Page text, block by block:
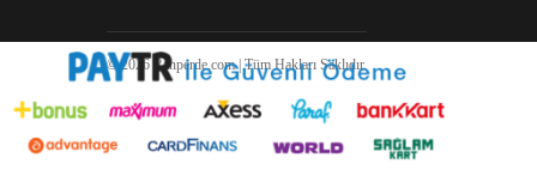
© 2026 Ranperde.com | Tüm Hakları Saklıdır.